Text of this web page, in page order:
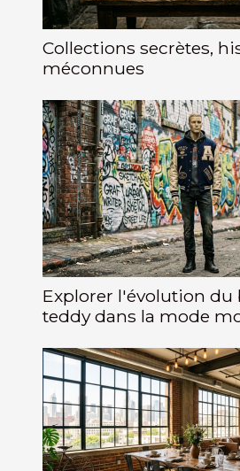
Collections secrètes,
méconnues
Explorer l'évolution du
teddy dans la mode